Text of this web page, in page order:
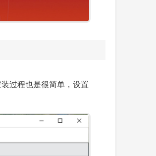
过程也是很简单，设置